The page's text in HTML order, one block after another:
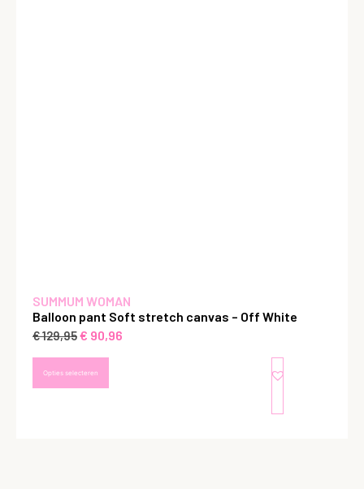
SUMMUM WOMAN
Balloon pant Soft stretch canvas – Off White
€129,95€ 90,96
Opties selecteren